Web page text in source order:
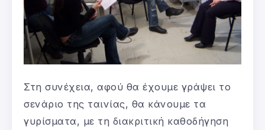
Στη συνέχεια, αφού θα έχουμε γράψει το
σενάριο της ταινίας, θα κάνουμε τα
γυρίσματα, με τη διακριτική καθοδήγηση